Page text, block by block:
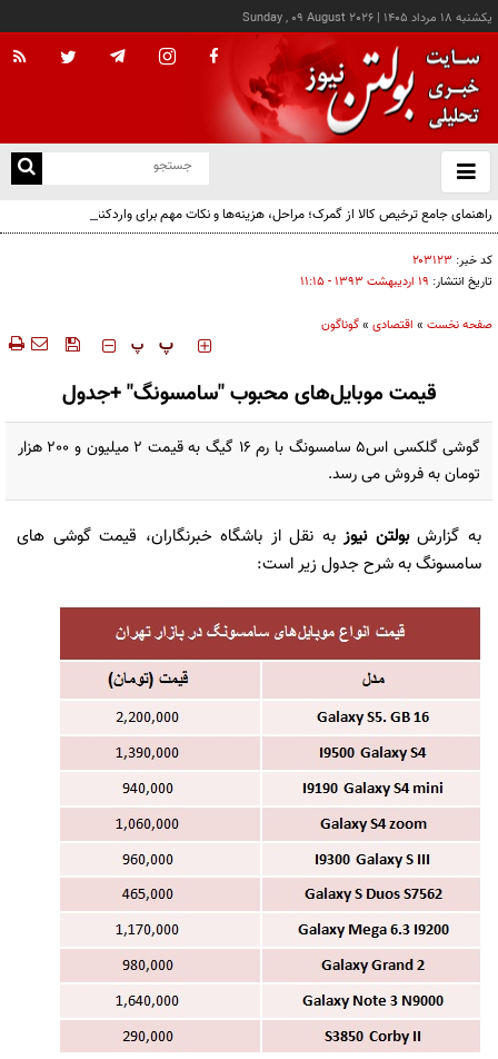
يکشنبه ۱۸ مرداد ۱۴۰۵ |
Sunday , 09 August 2026
باز
و
راهنمای جامع ترخیص کالا از گمرک؛ مراحل، هزینه‌ها و نکات مهم برای واردکنندگان
کد خبر: ۲۰۳۱۲۳
تاریخ انتشار: ۱۹ ارديبهشت ۱۳۹۳ - ۱۱:۱۵
صفحه نخست » اقتصادی »گوناگون
‍‍‍ پ پ
قیمت‌ موبایل‌های‌ محبوب‌ "سامسونگ" +جدول
گوشی گلکسی اس5 سامسونگ با رم 16 گیگ به قیمت 2 میلیون و 200 هزار
تومان به فروش می رسد.
به گزارشبولتن نیوزبه نقل از باشگاه خبرنگاران، قیمت گوشی های
سامسونگ به شرح جدول زیر است: